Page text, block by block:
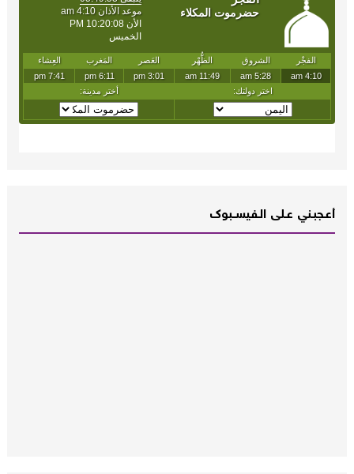
أعـــجبــني عـــلى الــفــيســــبوك